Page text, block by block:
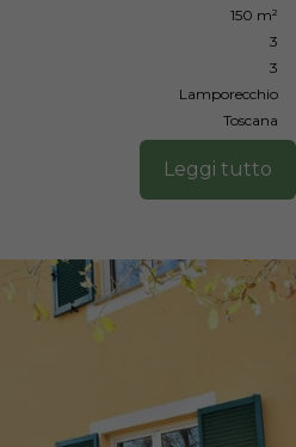
150 m²
3
3
Lamporecchio
Toscana
Leggi tutto